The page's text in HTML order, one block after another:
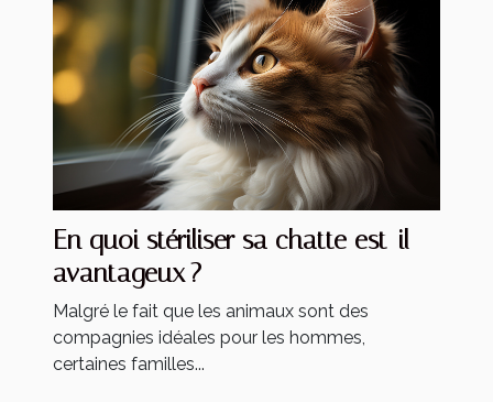
En quoi stériliser sa chatte est-il
avantageux ?
Malgré le fait que les animaux sont des
compagnies idéales pour les hommes,
certaines familles...